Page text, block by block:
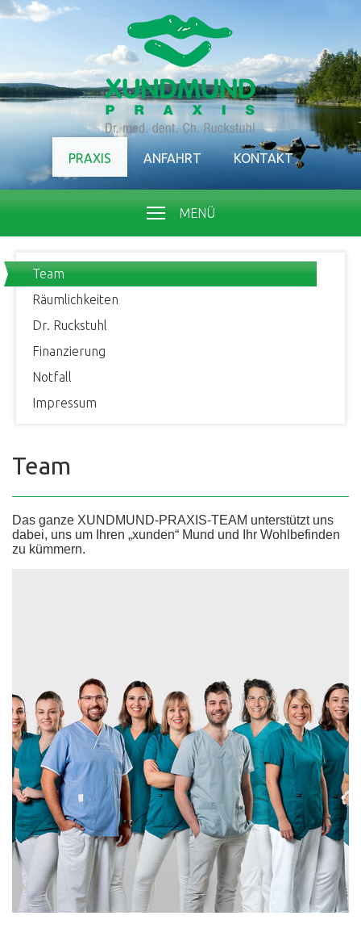
PRAXIS ANFAHRT KONTAKT
MENÜ
Team
Räumlichkeiten
Dr. Ruckstuhl
Finanzierung
Notfall
Impressum
Team
Das ganze XUNDMUND-PRAXIS-TEAM unterstützt uns
dabei, uns um Ihren „xunden“ Mund und Ihr Wohlbefinden
zu kümmern.